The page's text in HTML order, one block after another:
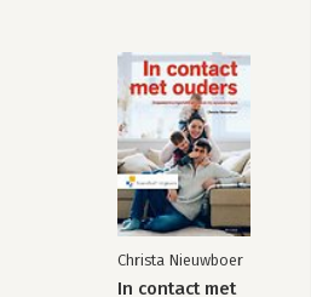
Christa Nieuwboer
In contact met